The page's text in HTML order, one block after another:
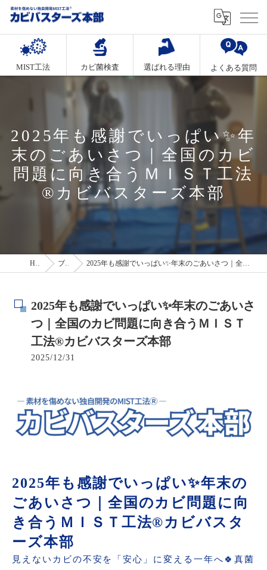
MIST工法 カビ菌検査 選ばれる理由 よくある質問
2025年も感謝でいっぱい✨年
末のごあいさつ｜全国のカビ
問題に向き合うＭＩＳＴ工法
®カビバスターズ本部
HOME ブログ 2025年も感謝でいっぱい✨年末のごあいさつ｜全国のカビ問題に向き合うＭＩＳＴ工法®カビバスターズ本部
2025年も感謝でいっぱい✨年末のごあいさ
つ｜全国のカビ問題に向き合うＭＩＳＴ
工法®カビバスターズ本部
2025/12/31
2025年も感謝でいっぱい✨年末の
ごあいさつ｜全国のカビ問題に向
き合うＭＩＳＴ工法®カビバスタ
ーズ本部
見えないカビの不安を「安心」に変える一年へ🍀真菌